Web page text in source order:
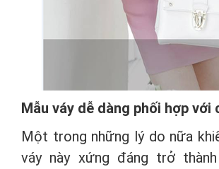
Mẫu váy dễ dàng phối hợp với
Một trong những lý do nữa
váy này xứng đáng trở